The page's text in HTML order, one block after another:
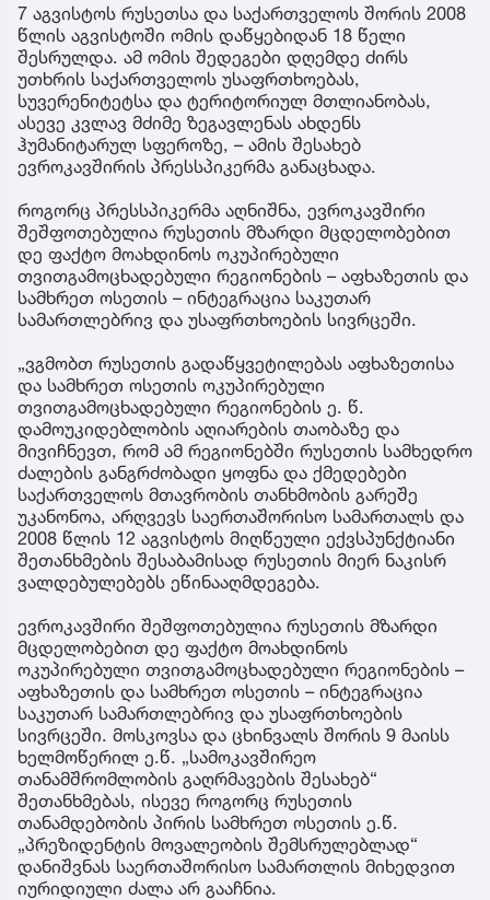
7 აგვისტოს რუსეთსა და საქართველოს შორის 2008
წლის აგვისტოში ომის დაწყებიდან 18 წელი
შესრულდა. ამ ომის შედეგები დღემდე ძირს
უთხრის საქართველოს უსაფრთხოებას,
სუვერენიტეტსა და ტერიტორიულ მთლიანობას,
ასევე კვლავ მძიმე ზეგავლენას ახდენს
ჰუმანიტარულ სფეროზე, – ამის შესახებ
ევროკავშირის პრესსპიკერმა განაცხადა.
როგორც პრესსპიკერმა აღნიშნა, ევროკავშირი
შეშფოთებულია რუსეთის მზარდი მცდელობებით
დე ფაქტო მოახდინოს ოკუპირებული
თვითგამოცხადებული რეგიონების – აფხაზეთის და
სამხრეთ ოსეთის – ინტეგრაცია საკუთარ
სამართლებრივ და უსაფრთხოების სივრცეში.
„ვგმობთ რუსეთის გადაწყვეტილებას აფხაზეთისა
და სამხრეთ ოსეთის ოკუპირებული
თვითგამოცხადებული რეგიონების ე. წ.
დამოუკიდებლობის აღიარების თაობაზე და
მივიჩნევთ, რომ ამ რეგიონებში რუსეთის სამხედრო
ძალების განგრძობადი ყოფნა და ქმედებები
საქართველოს მთავრობის თანხმობის გარეშე
უკანონოა, არღვევს საერთაშორისო სამართალს და
2008 წლის 12 აგვისტოს მიღწეული ექვსპუნქტიანი
შეთანხმების შესაბამისად რუსეთის მიერ ნაკისრ
ვალდებულებებს ეწინააღმდეგება.
ევროკავშირი შეშფოთებულია რუსეთის მზარდი
მცდელობებით დე ფაქტო მოახდინოს
ოკუპირებული თვითგამოცხადებული რეგიონების –
აფხაზეთის და სამხრეთ ოსეთის – ინტეგრაცია
საკუთარ სამართლებრივ და უსაფრთხოების
სივრცეში. მოსკოვსა და ცხინვალს შორის 9 მაისს
ხელმოწერილ ე.წ. „სამოკავშირეო
თანამშრომლობის გაღრმავების შესახებ“
შეთანხმებას, ისევე როგორც რუსეთის
თანამდებობის პირის სამხრეთ ოსეთის ე.წ.
„პრეზიდენტის მოვალეობის შემსრულებლად“
დანიშვნას საერთაშორისო სამართლის მიხედვით
იურიდიული ძალა არ გააჩნია.